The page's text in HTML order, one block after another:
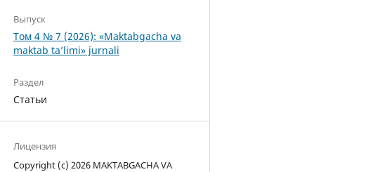
Выпуск
Том 4 № 7 (2026): «Maktabgacha va
maktab ta’limi» jurnali
Раздел
Статьи
Лицензия
Copyright (c) 2026 MAKTABGACHA VA